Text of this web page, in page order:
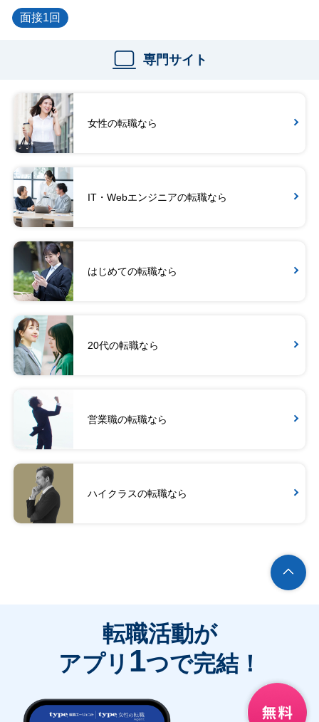
面接1回
専門サイト
女性の転職なら
IT・Webエンジニアの転職なら
はじめての転職なら
20代の転職なら
営業職の転職なら
ハイクラスの転職なら
転職活動が
アプリ 1つで完結！